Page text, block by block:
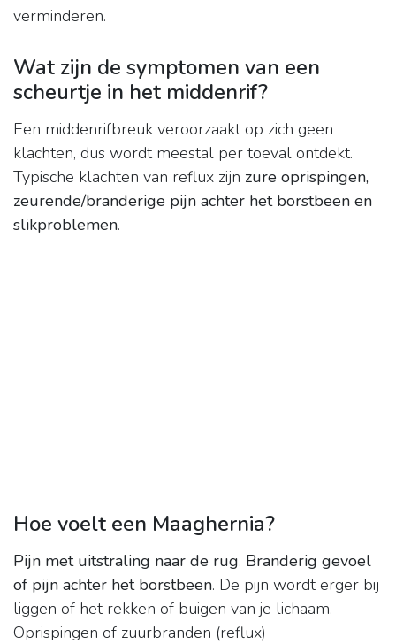
verminderen.
Wat zijn de symptomen van een
scheurtje in het middenrif?
Een middenrifbreuk veroorzaakt op zich geen
klachten, dus wordt meestal per toeval ontdekt.
Typische klachten van reflux zijn zure oprispingen,
zeurende/branderige pijn achter het borstbeen en
slikproblemen.
Hoe voelt een Maaghernia?
Pijn met uitstraling naar de rug. Branderig gevoel
of pijn achter het borstbeen. De pijn wordt erger bij
liggen of het rekken of buigen van je lichaam.
Oprispingen of zuurbranden (reflux)